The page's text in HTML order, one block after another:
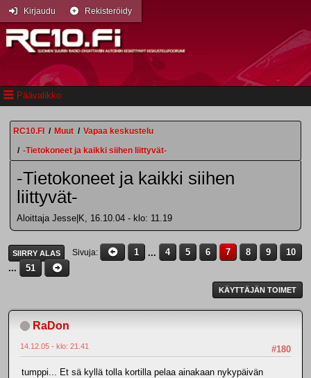
Päävalikko
Kirjaudu Rekisteröidy
RC10.FI / Muut / Vapaa keskustelu
/ -Tietokoneet ja kaikki siihen liittyvät-
-Tietokoneet ja kaikki siihen
liittyvät-
Aloittaja Jesse|K, 16.10.04 - klo: 11.19
SIIRRY ALAS Sivuja 1 ... 4 5 6 7 8 9
10
...
51
KÄYTTÄJÄN TOIMET
RaDon
#180
14.12.05 - klo: 21.41
tumppi... Et sä kyllä tolla kortilla pelaa ainakaan nykypäivän